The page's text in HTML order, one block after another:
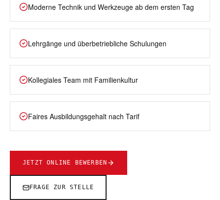
Moderne Technik und Werkzeuge ab dem ersten Tag
Lehrgänge und überbetriebliche Schulungen
Kollegiales Team mit Familienkultur
Faires Ausbildungsgehalt nach Tarif
JETZT ONLINE BEWERBEN
FRAGE ZUR STELLE